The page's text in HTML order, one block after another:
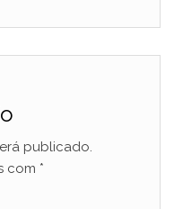
publicado.
com *